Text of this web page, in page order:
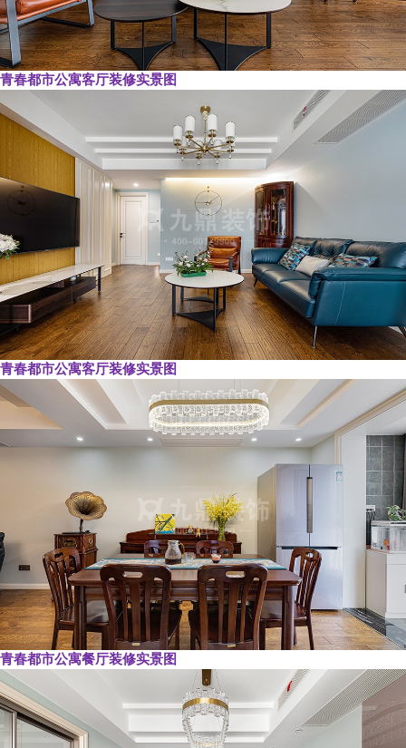
青春都市公寓客厅装修实景图
青春都市公寓客厅装修实景图
青春都市公寓餐厅装修实景图